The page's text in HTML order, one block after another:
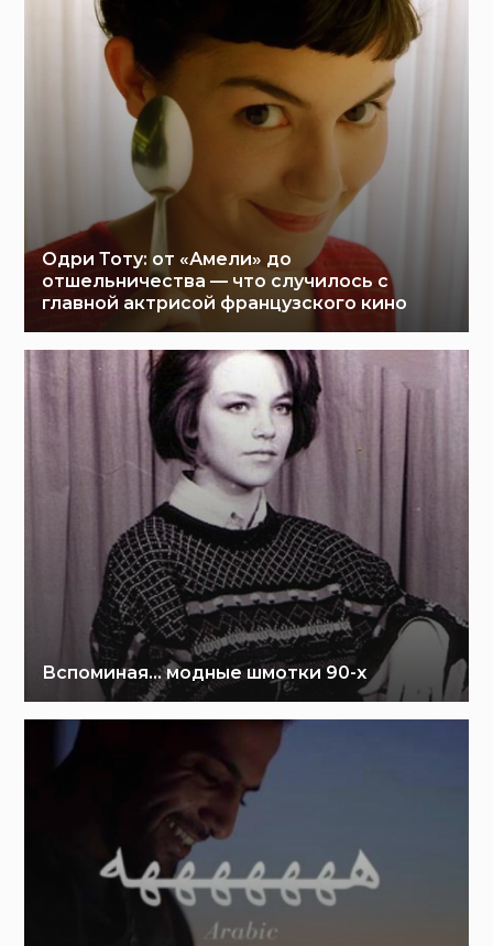
Одри Тоту: от «Амели» до
отшельничества — что случилось с
главной актрисой французского кино
Вспоминая… модные шмотки 90-х